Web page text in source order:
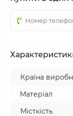
Країна
Матеріал
Місткість